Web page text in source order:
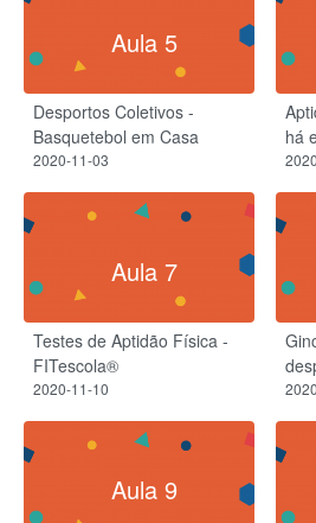
Aula 5
Desportos Coletivos -
Basquetebol em Casa
2020-11-03
há
Aula 7
Testes de Aptidão Física -
FITescola®
2020-11-10
Aula 9